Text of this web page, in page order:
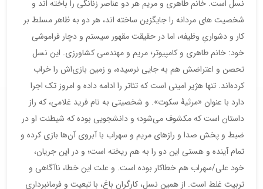
نسل است. خانم طاهری و مریم هر دو عناصر زنانگی را باخته اند و
شخصیت های مردانه را جایگزین ساخته اند، هر دو به ظاهر مسلط بر
کار و دشواریِ وظیفه، اما در حقیقت مقهور سیستم و دچار فراموشی
خود: خانم طاهری و کامپیوتر؛ مریم و مهندسی کشاورزی. این نسل
تحصن و اعتراضش هم به جایی نرسیده، و زمین بازی‌اش را خراب
کرده‌اند. تنها هژیر امینی است که تئاتر را ادامه داده و امروز تک اجرا
دارد با عنوان «مرثیۀ سکوت». و شخصیتی به نام فرید غلامی، که راز
داستان است که مکشوف می‌شود؛ و دانشجویی بوده که شیطنت او در
ضبط و پخش صدا و رازهای مریم و سهراب با آبروی آن‌ها بازی کرده و
تمام آینده و هستی این دو را به هم ریخته است؛ و در این جریان،
خود علی/سهراب هم خطاکار بوده است. و علت این خطا، ناآگاهی و
تربیت غلط است. از همین نسل، کارگران باغ، با تبعیت و فرمانبرداری